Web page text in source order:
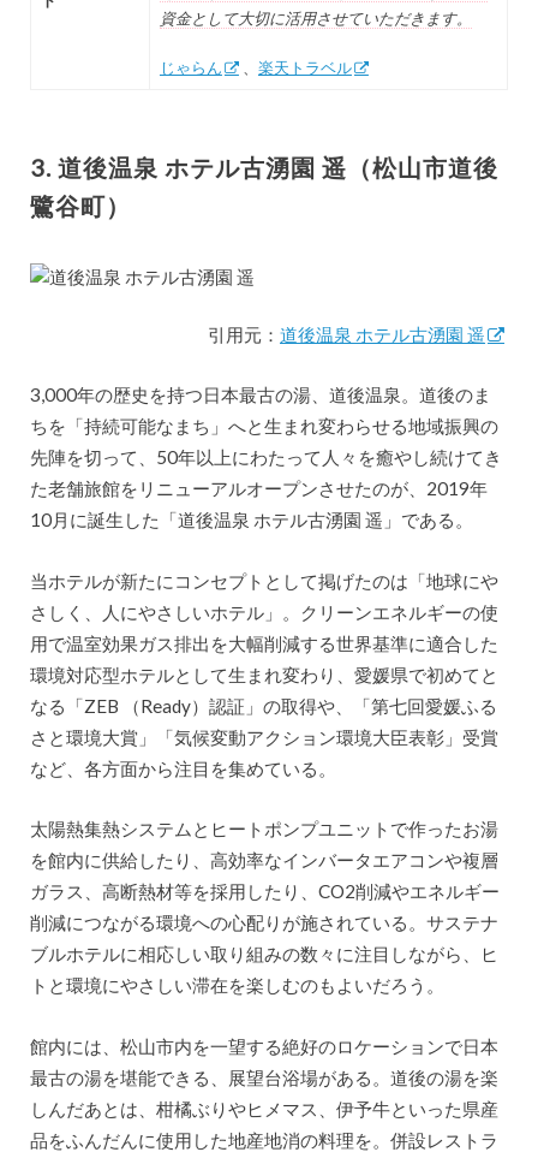
資金として大切に活用させていただきます。
じゃらん 楽天トラベル
3. 道後温泉 ホテル古湧園 遥（松山市道後
鷺谷町）
引用元：道後温泉 ホテル古湧園 遥
3,000年の歴史を持つ日本最古の湯、道後温泉。道後のま
ちを「持続可能なまち」へと生まれ変わらせる地域振興の
先陣を切って、50年以上にわたって人々を癒やし続けてき
た老舗旅館をリニューアルオープンさせたのが、2019年
10月に誕生した「道後温泉 ホテル古湧園 遥」である。
当ホテルが新たにコンセプトとして掲げたのは「地球にや
さしく、人にやさしいホテル」。クリーンエネルギーの使
用で温室効果ガス排出を大幅削減する世界基準に適合した
環境対応型ホテルとして生まれ変わり、愛媛県で初めてと
なる「ZEB （Ready）認証」の取得や、「第七回愛媛ふる
さと環境大賞」「気候変動アクション環境大臣表彰」受賞
など、各方面から注目を集めている。
太陽熱集熱システムとヒートポンプユニットで作ったお湯
を館内に供給したり、高効率なインバータエアコンや複層
ガラス、高断熱材等を採用したり、CO2削減やエネルギー
削減につながる環境への心配りが施されている。サステナ
ブルホテルに相応しい取り組みの数々に注目しながら、ヒ
トと環境にやさしい滞在を楽しむのもよいだろう。
館内には、松山市内を一望する絶好のロケーションで日本
最古の湯を堪能できる、展望台浴場がある。道後の湯を楽
しんだあとは、柑橘ぶりやヒメマス、伊予牛といった県産
品をふんだんに使用した地産地消の料理を。併設レストラ